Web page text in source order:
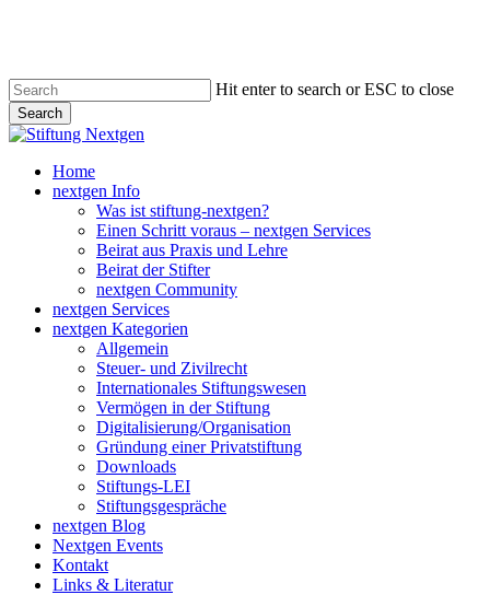
content
Hit enter to search or ESC to close
Search
Close
search
Menu
Home
nextgen Info
Was ist stiftung-nextgen?
Einen Schritt voraus – nextgen Services
Beirat aus Praxis und Lehre
Beirat der Stifter
nextgen Community
nextgen Services
nextgen Kategorien
Allgemein
Steuer- und Zivilrecht
Internationales Stiftungswesen
Vermögen in der Stiftung
Digitalisierung/Organisation
Gründung einer Privatstiftung
Downloads
Stiftungs-LEI
Stiftungsgespräche
nextgen Blog
Nextgen Events
Kontakt
Links & Literatur